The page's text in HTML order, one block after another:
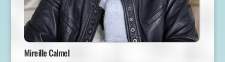
Mireille Calmel